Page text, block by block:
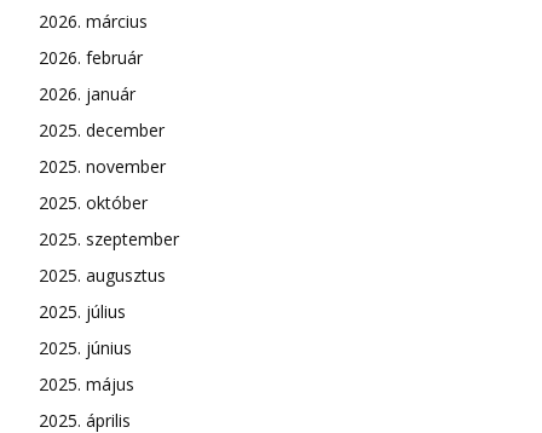
2026. március
2026. február
2026. január
2025. december
2025. november
2025. október
2025. szeptember
2025. augusztus
2025. július
2025. június
2025. május
2025. április